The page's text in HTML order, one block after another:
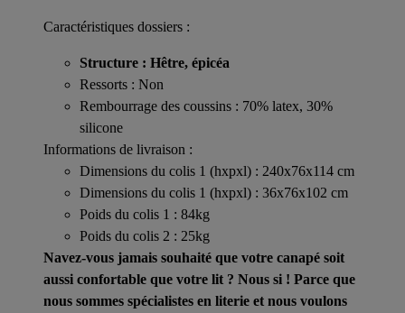
Caractéristiques dossiers :
Structure : Hêtre, épicéa
Ressorts : Non
Rembourrage des coussins : 70% latex, 30%
silicone
Informations de livraison :
Dimensions du colis 1 (hxpxl) : 240x76x114 cm
Dimensions du colis 1 (hxpxl) : 36x76x102 cm
Poids du colis 1 : 84kg
Poids du colis 2 : 25kg
Navez-vous jamais souhaité que votre canapé soit
aussi confortable que votre lit ? Nous si ! Parce que
nous sommes spécialistes en literie et nous voulons